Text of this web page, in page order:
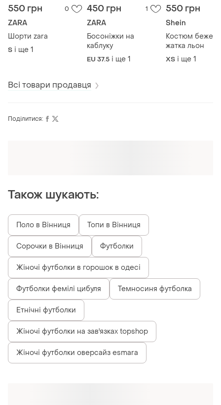
550 грн 0
ZARA
Шорти zara
S і ще 1
450 грн 1
ZARA
Босоніжки на
каблуку
EU 37.5 і ще 1
550 грн
Shein
Костюм
жатка льон
ХS і ще 1
Всі товари продавця
Поділитися:
Також шукають:
Поло в Вінниця Топи в Вінниця
Сорочки в Вінниця Футболки
Жіночі футболки в горошок в одесі
Футболки фемілі цибуля Темносиня футболка
Етнічні футболки
Жіночі футболки на зав'язках topshop
Жіночі футболки оверсайз esmara